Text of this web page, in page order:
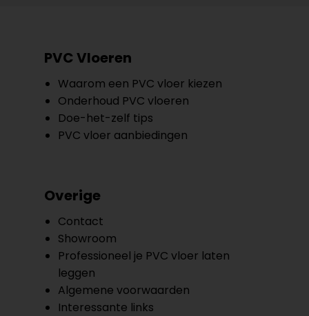
PVC Vloeren
Waarom een PVC vloer kiezen
Onderhoud PVC vloeren
Doe-het-zelf tips
PVC vloer aanbiedingen
Overige
Contact
Showroom
Professioneel je PVC vloer laten
leggen
Algemene voorwaarden
Interessante links